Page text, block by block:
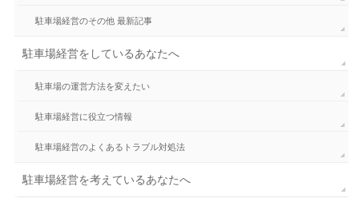
駐車場経営のその他 最新記事
駐車場経営をしているあなたへ
駐車場の運営方法を変えたい
駐車場経営に役立つ情報
駐車場経営のよくあるトラブル対処法
駐車場経営を考えているあなたへ